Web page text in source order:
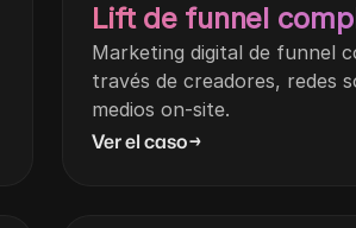
Lift de funnel
Marketing digital de funnel
través de creadores, redes
medios on-site.
Ver el caso→